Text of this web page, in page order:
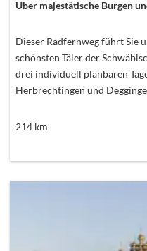
Über majestätische Burgen
Dieser Radfernweg führt Sie
schönsten Täler der
drei individuell planbaren
Herbrechtingen und
214km